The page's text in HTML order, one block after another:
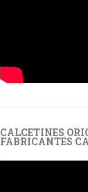
CALCETINES
FABRICANTES